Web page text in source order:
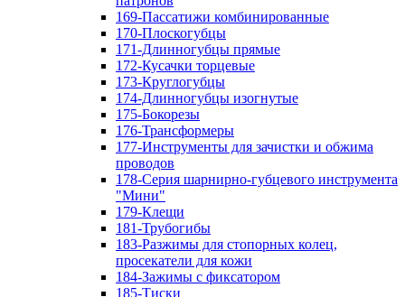
169-Пассатижи комбинированные
170-Плоскогубцы
171-Длинногубцы прямые
172-Кусачки торцевые
173-Круглогубцы
174-Длинногубцы изогнутые
175-Бокорезы
176-Трансформеры
177-Инструменты для зачистки и обжима
проводов
178-Серия шарнирно-губцевого инструмента
"Мини"
179-Клещи
181-Трубогибы
183-Разжимы для стопорных колец,
просекатели для кожи
184-Зажимы с фиксатором
185-Тиски